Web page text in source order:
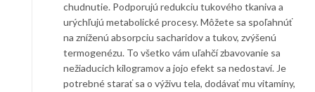
chudnutie. Podporujú redukciu tukového tkaniva a
urýchľujú metabolické procesy. Môžete sa spoľahnúť
na zníženú absorpciu sacharidov a tukov, zvýšenú
termogenézu. To všetko vám uľahčí zbavovanie sa
nežiaducich kilogramov a jojo efekt sa nedostaví. Je
potrebné starať sa o výživu tela, dodávať mu vitamíny,